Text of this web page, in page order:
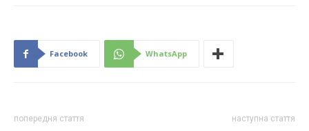
Facebook WhatsApp
попередня стаття наступна стаття